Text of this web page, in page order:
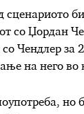
со Џордан
со Чендлер
на него во
но